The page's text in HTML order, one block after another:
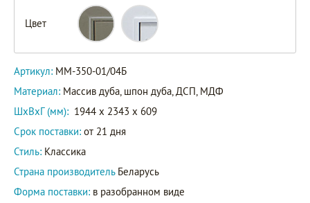
Цвет
Артикул: ММ-350-01/04Б
Материал: Массив дуба, шпон дуба, ДСП, МДФ
ШxВxГ (мм): 1944 x 2343 x 609
Срок поставки: от 21 дня
Стиль: Классика
Страна производитель Беларусь
Форма поставки: в разобранном виде